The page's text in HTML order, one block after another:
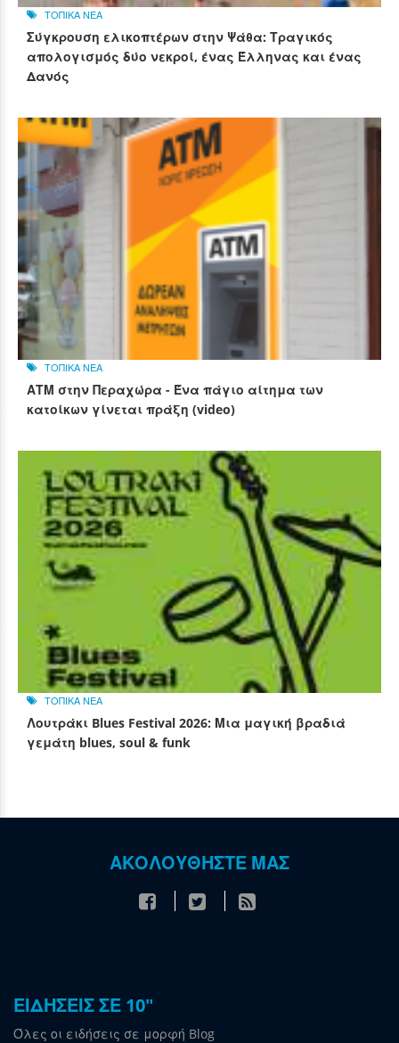
ΤΟΠΙΚΑ ΝΕΑ
Σύγκρουση ελικοπτέρων στην Ψάθα: Τραγικός
απολογισμός δύο νεκροί, ένας Έλληνας και ένας
Δανός
ΤΟΠΙΚΑ ΝΕΑ
ΑΤΜ στην Περαχώρα - Ένα πάγιο αίτημα των
κατοίκων γίνεται πράξη (video)
ΤΟΠΙΚΑ ΝΕΑ
Λουτράκι Blues Festival 2026: Μια μαγική βραδιά
γεμάτη blues, soul & funk
ΑΚΟΛΟΥΘΗΣΤΕ ΜΑΣ
ΕΙΔΗΣΕΙΣ ΣΕ 10"
Όλες οι ειδήσεις σε μορφή Blog